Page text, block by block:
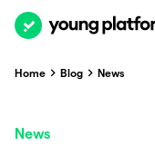
Home Blog News
News